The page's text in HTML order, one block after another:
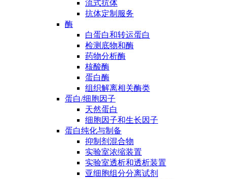
流式抗体
抗体定制服务
酶
白蛋白和转运蛋白
检测底物和酶
药物分析酶
核酸酶
蛋白酶
组织解离相关酶类
蛋白/细胞因子
天然蛋白
细胞因子和生长因子
蛋白纯化与制备
抑制剂混合物
实验室浓缩装置
实验室透析和透析装置
亚细胞组分分离试剂